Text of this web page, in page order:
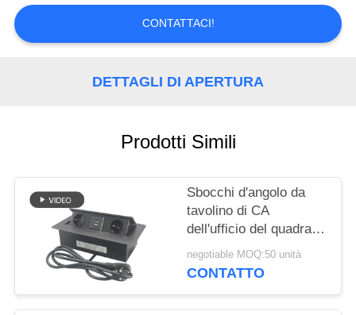
CONFERENCE
DEL
SITO
PRIVACY
POLICY
CONTATTACI!
DETTAGLI DI APERTURA
Prodotti Simili
Sbocchi d'angolo da
tavolino di CA
dell'ufficio del quadrato
dell'incavo 3MM di pop-
up della sala riunioni
negotiable MOQ:50 unità
CONTATTO